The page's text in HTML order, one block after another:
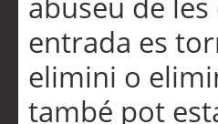
entrada es
elimini o
també pot